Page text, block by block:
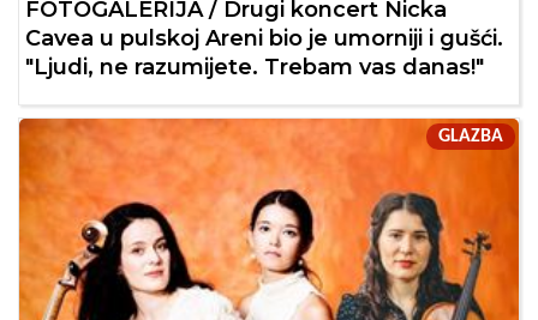
FOTOGALERIJA / Drugi koncert Nicka
Cavea u pulskoj Areni bio je umorniji i gušći.
"Ljudi, ne razumijete. Trebam vas danas!"
GLAZBA